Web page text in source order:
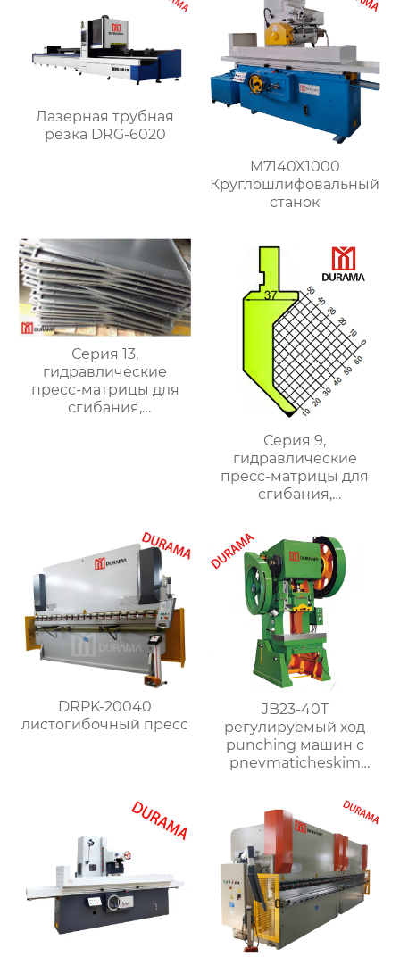
Лазерная трубная
резка DRG-6020
M7140X1000
Круглошлифовальный
станок
Серия 13,
гидравлические
пресс-матрицы для
сгибания,
Серия 9,
гидравлические
пресс-матрицы для
сгибания,
формы для сгибания
листового металла
DRPK-20040
листогибочный пресс
JB23-40T
регулируемый ход
punching машин с
pnevmaticheskim